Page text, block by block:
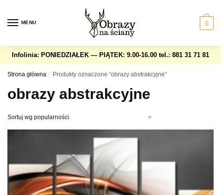
navigation
content
MENU 0
Infolinia: PONIEDZIAŁEK — PIĄTEK: 9.00-16.00 tel.: 881 31 71 81
Strona główna / Produkty oznaczone “obrazy abstrakcyjne”
obrazy abstrakcyjne